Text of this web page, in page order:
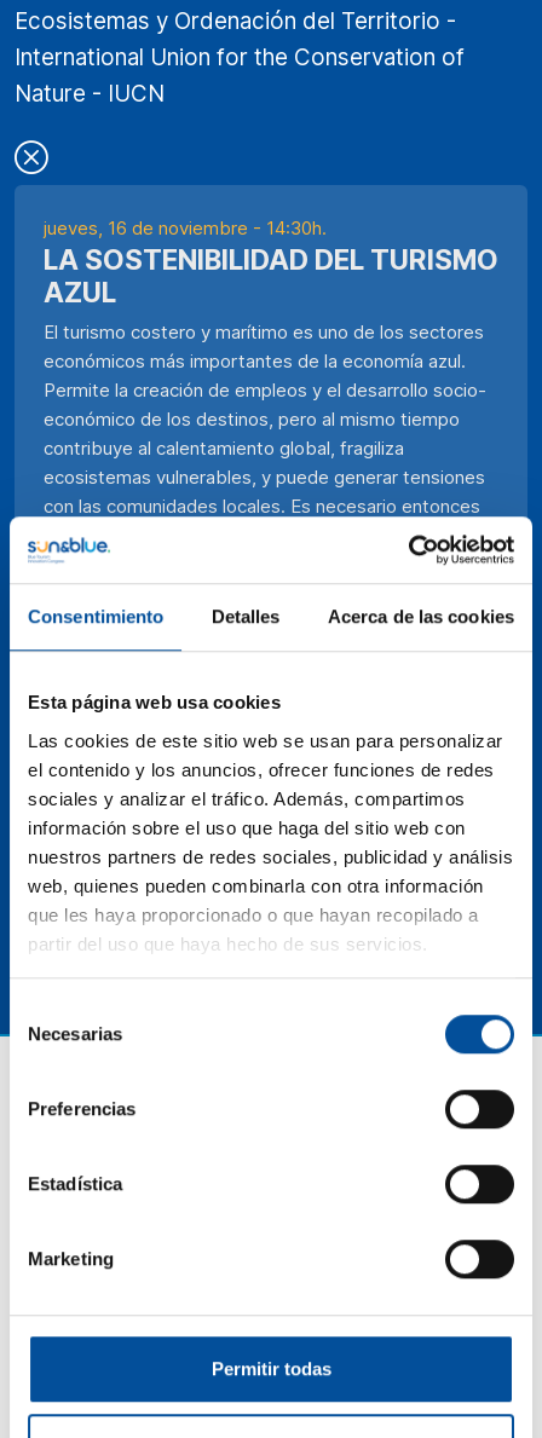
Consentimiento Detalles Acerca de las cookies
Esta página web usa cookies
Las cookies de este sitio web se usan para personalizar
el contenido y los anuncios, ofrecer funciones de redes
sociales y analizar el tráfico. Además, compartimos
información sobre el uso que haga del sitio web con
nuestros partners de redes sociales, publicidad y análisis
web, quienes pueden combinarla con otra información
que les haya proporcionado o que hayan recopilado a
partir del uso que haya hecho de sus servicios.
de Necesarias
Preferencias
Estadística
Marketing
Permitir todas
Ecosistemas y Ordenación del Territorio -
International Union for the Conservation of
Nature - IUCN
jueves, 16 de noviembre - 14:30h.
LA SOSTENIBILIDAD DEL TURISMO
AZUL
El turismo costero y marítimo es uno de los sectores
económicos más importantes de la economía azul.
Permite la creación de empleos y el desarrollo socio-
económico de los destinos, pero al mismo tiempo
contribuye al calentamiento global, fragiliza
ecosistemas vulnerables, y puede generar tensiones
con las comunidades locales. Es necesario entonces
planificar y gestionar adecuadamente el turismo azul a
través de mecanismos inclusivos y participativos,
modelos de negocio responsables y sostenibles. En
esta sesión, se presentará la iniciativa Blue Tourism,
este campo. La Unión Internacional para la
Conservación de la Naturaleza (UICN) formada por
organizaciones gubernamentales y de la sociedad
civil, y la asociación ECO-UNION, un centro de
reflexión y acción para la sostenibilidad ambiental en
la región Euro-Mediterránea.
CONTACTO
hello@sunandbluecongress.com
press@sunandbluecongress.com